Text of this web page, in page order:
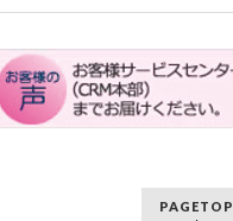
PAGETOP